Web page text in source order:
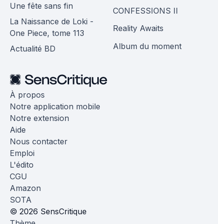
Une fête sans fin
La Naissance de Loki -
One Piece, tome 113
Actualité BD
CONFESSIONS II
Reality Awaits
Album du moment
À propos
Notre application mobile
Notre extension
Aide
Nous contacter
Emploi
L'édito
CGU
Amazon
SOTA
© 2026 SensCritique